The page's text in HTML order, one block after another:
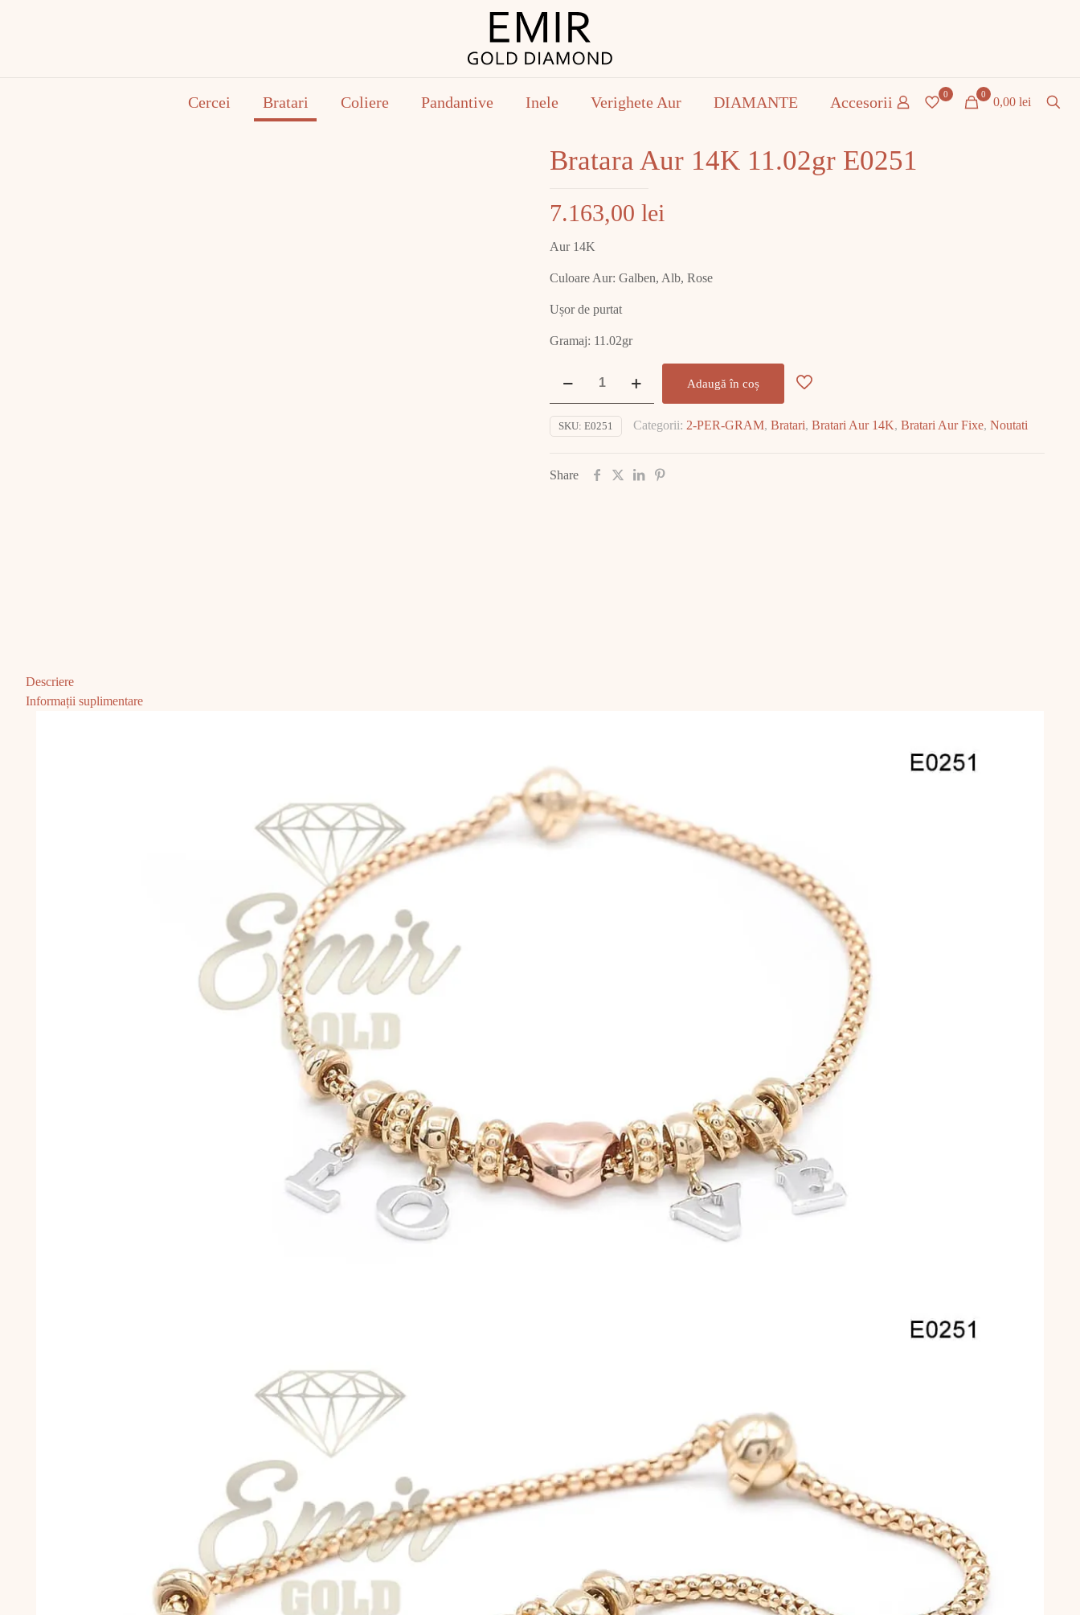
Cercei Bratari Coliere Pandantive Inele Verighete Aur DIAMANTE Accesorii 0 0
0,00 lei
Bratara Aur 14K 11.02gr E0251
7.163,00 lei
Aur 14K
Culoare Aur: Galben, Alb, Rose
Ușor de purtat
Gramaj: 11.02gr
14K
E0251
Adaugă în coș
SKU: E0251 Categorii: 2-PER-GRAM, Bratari, Bratari Aur 14K, Bratari Aur Fixe, Noutati
Share
Descriere
Informații suplimentare